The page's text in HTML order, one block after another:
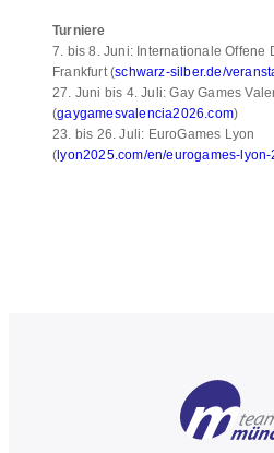
Turniere
7. bis 8. Juni: Internationale Offene
Frankfurt (schwarz-silber.de/
27. Juni bis 4. Juli: Gay Games
(gaygamesvalencia2026.com)
23. bis 26. Juli: EuroGames Lyon
(lyon2025.com/en/eurogames-